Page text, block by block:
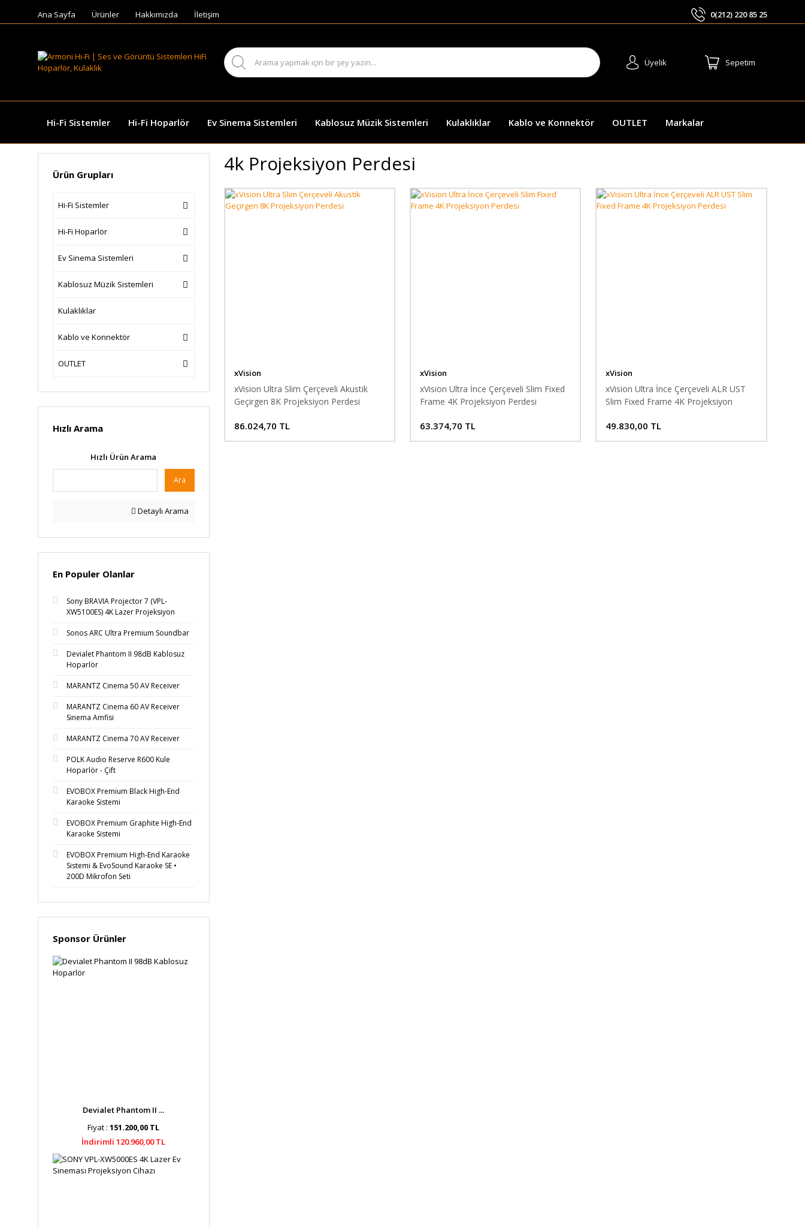
Ana Sayfa Ürünler Hakkımızda İletişim 0(212) 220 85 25
Üyelik Sepetim
Hi-Fi Sistemler Hi-Fi Hoparlör Ev Sinema Sistemleri Kablosuz Müzik Sistemleri Kulaklıklar Kablo ve Konnektör OUTLET Markalar
Ürün Grupları
Hi-Fi Sistemler
Hi-Fi Hoparlör
Ev Sinema Sistemleri
Kablosuz Müzik Sistemleri
Kulaklıklar
Kablo ve Konnektör
OUTLET
Hızlı Arama
Hızlı Ürün Arama
Ara
Detaylı Arama
En Populer Olanlar
Sony BRAVIA Projector 7 (VPL-
XW5100ES) 4K Lazer Projeksiyon
Sonos ARC Ultra Premium Soundbar
Devialet Phantom II 98dB Kablosuz
Hoparlör
MARANTZ Cinema 50 AV Receiver
MARANTZ Cinema 60 AV Receiver
Sinema Amfisi
MARANTZ Cinema 70 AV Receiver
POLK Audio Reserve R600 Kule
Hoparlör - Çift
EVOBOX Premium Black High-End
Karaoke Sistemi
EVOBOX Premium Graphite High-End
Karaoke Sistemi
EVOBOX Premium High-End Karaoke
Sistemi & EvoSound Karaoke SE •
200D Mikrofon Seti
Sponsor Ürünler
Devialet Phantom II ...
Fiyat :151.200,00 TL
İndirimli 120.960,00 TL
4k Projeksiyon Perdesi
xVision
xVision Ultra Slim Çerçeveli Akustik
Geçirgen 8K Projeksiyon Perdesi
86.024,70 TL
xVision
xVision Ultra İnce Çerçeveli Slim Fixed
Frame 4K Projeksiyon Perdesi
63.374,70 TL
xVision
xVision Ultra İnce Çerçeveli ALR UST
Slim Fixed Frame 4K Projeksiyon
49.830,00 TL